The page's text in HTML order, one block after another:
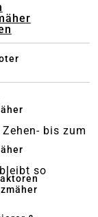
bis zum
so